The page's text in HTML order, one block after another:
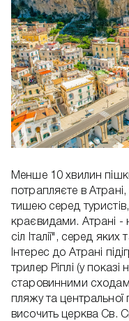
Менше 10 хвилин
потрапляєте в
тишею серед
краєвидами. Атрані
сіл Італії", серед
Інтерес до Атрані
трилер Ріплі (у показі
старовинними
пляжу та
височить церква Св.